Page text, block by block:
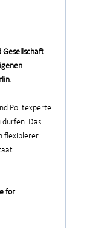
Politexperte
Das
flexiblerer
for